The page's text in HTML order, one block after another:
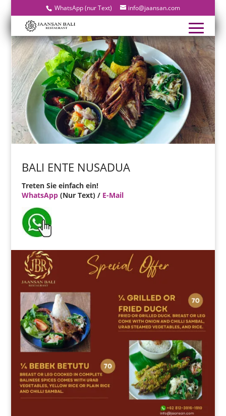
WhatsApp (nur Text) info@jaansan.com
BALI ENTE NUSADUA
Treten Sie einfach ein!
WhatsApp(Nur Text) / E-Mail